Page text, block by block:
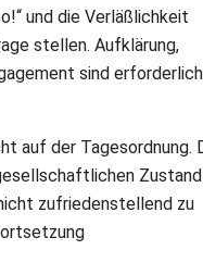
und die Verläßlichkeit
stellen. Aufklärung,
sind
auf der Tagesordnung.
zufriedenstellend zu